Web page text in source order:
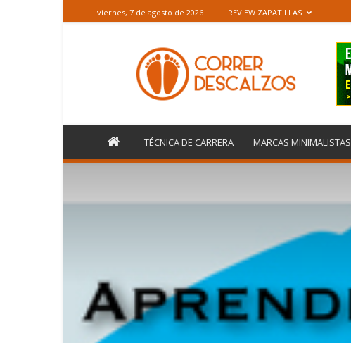
viernes, 7 de agosto de 2026 REVIEW ZAPATILLAS
CorrerDescalzos.es
TÉCNICA DE CARRERA MARCAS MINIMALISTAS